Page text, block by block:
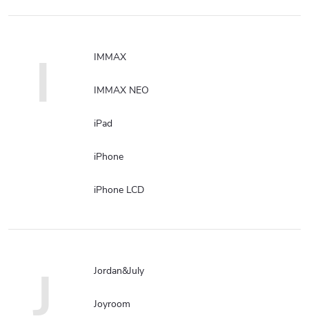
I IMMAX
IMMAX NEO
iPad
iPhone
iPhone LCD
J Jordan&July
Joyroom